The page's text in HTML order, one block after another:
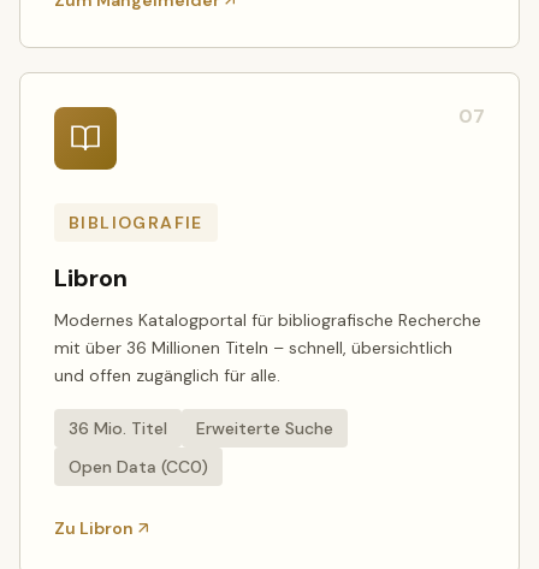
07
BIBLIOGRAFIE
Libron
Modernes Katalogportal für bibliografische Recherche
mit über 36 Millionen Titeln – schnell, übersichtlich
und offen zugänglich für alle.
36 Mio. Titel
Erweiterte Suche
Open Data (CC0)
Zu Libron